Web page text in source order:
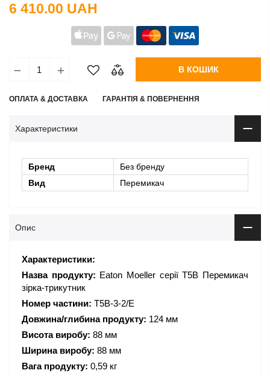
6 410.00 UAH
В КОШИК
ОПЛАТА & ДОСТАВКА ГАРАНТІЯ & ПОВЕРНЕННЯ
Характеристики
Бренд
Без бренду
Вид
Перемикач
Опис
Характеристики:
Назва продукту: Eaton Moeller серії T5B Перемикач
зірка-трикутник
Номер частини: T5B-3-2/E
Довжина/глибина продукту: 124 мм
Висота виробу: 88 мм
Ширина виробу: 88 мм
Вага продукту: 0,59 кг